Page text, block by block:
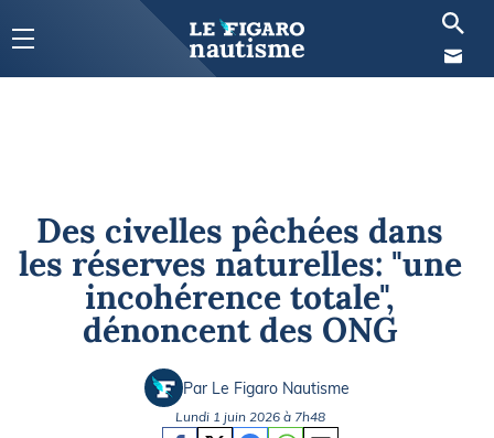
Des civelles pêchées dans
les réserves naturelles: "une
incohérence totale",
dénoncent des ONG
Par Le Figaro Nautisme
Lundi 1 juin 2026 à 7h48